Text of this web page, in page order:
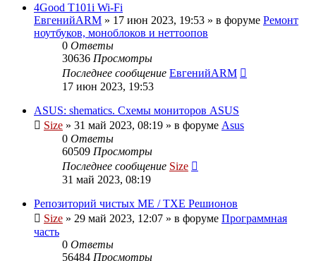
4Good T101i Wi-Fi
ЕвгенийARM » 17 июн 2023, 19:53 » в форуме Ремонт
ноутбуков, моноблоков и неттоопов
0 Ответы
30636 Просмотры
Последнее сообщение ЕвгенийARM
17 июн 2023, 19:53
ASUS: shematics. Схемы мониторов ASUS
Size » 31 май 2023, 08:19 » в форуме Asus
0 Ответы
60509 Просмотры
Последнее сообщение Size
31 май 2023, 08:19
Репозиторий чистых ME / TXE Решионов
Size » 29 май 2023, 12:07 » в форуме Программная
часть
0 Ответы
56484 Просмотры